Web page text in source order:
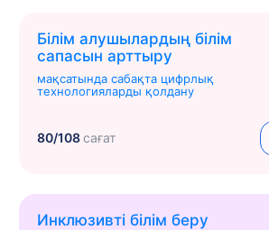
Білім алушылардың білім
сапасын арттыру
мақсатында сабақта цифрлық
технологияларды қолдану
80/108сағат
Инклюзивті білім беру